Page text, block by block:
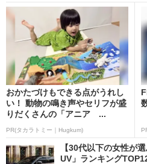
おかたづけもできる点がうれし
い！ 動物の鳴き声やセリフが盛
りだくさんの「アニア ...
PR(タカラトミー｜Hugkum)
【30代以下の女性が
UV」ランキング